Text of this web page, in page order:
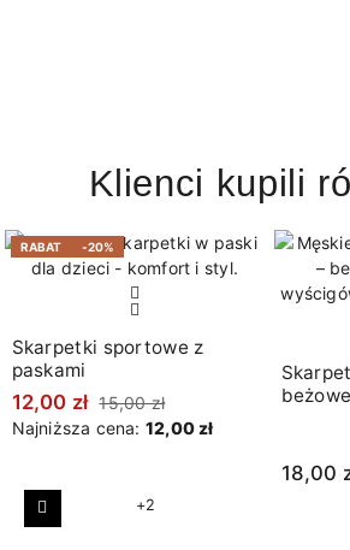
Klienci kupili
RABAT -20%
Skarpetki sportowe z
paskami
12,00 zł 15,00 zł
Najniższa cena: 12,00 zł
+2
18,00
Poprzedni